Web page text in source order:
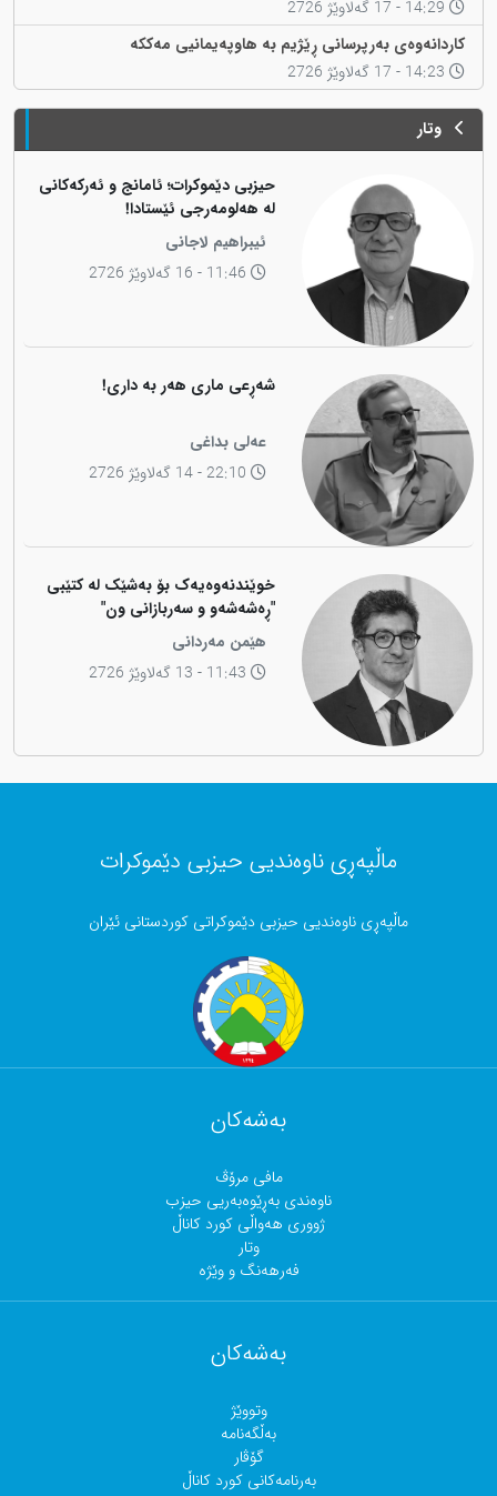
کاردانەوەی بەرپرسانی ڕێژیم بە هاوپەیمانیی مەککە
وتار
حیزبی دێموکرات؛ ئامانج و ئەرکەکانی
لە هەلومەرجی ئێستادا!
ئیبراهیم لاجانی
شەڕعی ماری هەر بە داری!
عەلی بداغی
خوێندنەوەیەک بۆ بەشێک لە کتێبی
"ڕەشەشەو و سەربازانی ون"
هێمن مەردانی
ماڵپەڕی ناوەندیی حیزبی دێموکرات
ماڵپەڕی ناوەندیی حیزبی دێموکراتی کوردستانی ئێران
بەشەکان
مافی مرۆڤ
ناوەندی بەڕێوەبەریی حیزب
ژووری هەواڵی کورد کاناڵ
وتار
فەرهەنگ و وێژە
بەشەکان
وتووێژ
بەڵگەنامە
گۆڤار
بەرنامەکانی کورد کاناڵ